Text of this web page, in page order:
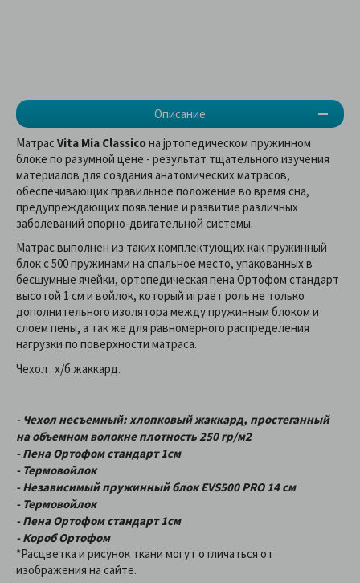
Описание
МатрасVita Mia Classicoна jртопедическом пружинном
блоке по разумной цене - результат тщательного изучения
материалов для создания анатомических матрасов,
обеспечивающих правильное положение во время сна,
предупреждающих появление и развитие различных
заболеваний опорно-двигательной системы.
Матрас выполнен из таких комплектующих как пружинный
блок с 500 пружинами на спальное место, упакованных в
бесшумные ячейки, ортопедическая пена Ортофом стандарт
высотой 1 см и войлок, который играет роль не только
дополнительного изолятора между пружинным блоком и
слоем пены, а так же для равномерного распределения
нагрузки по поверхности матраса.
Чехол х/б жаккард.
- Чехол несъемный: хлопковый жаккард, простеганный
на объемном волокне плотность 250 гр/м2
- Пена Ортофом стандарт 1см
- Термовойлок
- Независимый пружинный блок EVS500 PRO 14 см
- Термовойлок
- Пена Ортофом стандарт 1см
- Короб Ортофом
*Расцветка и рисунок ткани могут отличаться от
изображения на сайте.